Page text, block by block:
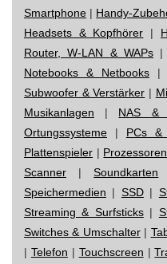
Smartphone | Handy-
Headsets & Kopfhörer |
Router, W-LAN & WAPs |
Notebooks & Netbooks |
Subwoofer & Verstärker |
Musikanlagen | NAS &
Ortungssysteme | PCs &
Plattenspieler | Prozessoren
Scanner |Soundkarten
Speichermedien | SSD|
Streaming & Surfsticks|
Switches & Umschalter|
| Telefon | Touchscreen |